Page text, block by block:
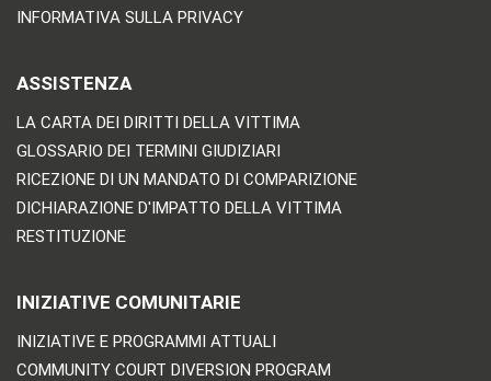
INFORMATIVA SULLA PRIVACY
ASSISTENZA
LA CARTA DEI DIRITTI DELLA VITTIMA
GLOSSARIO DEI TERMINI GIUDIZIARI
RICEZIONE DI UN MANDATO DI COMPARIZIONE
DICHIARAZIONE D'IMPATTO DELLA VITTIMA
RESTITUZIONE
INIZIATIVE COMUNITARIE
INIZIATIVE E PROGRAMMI ATTUALI
COMMUNITY COURT DIVERSION PROGRAM